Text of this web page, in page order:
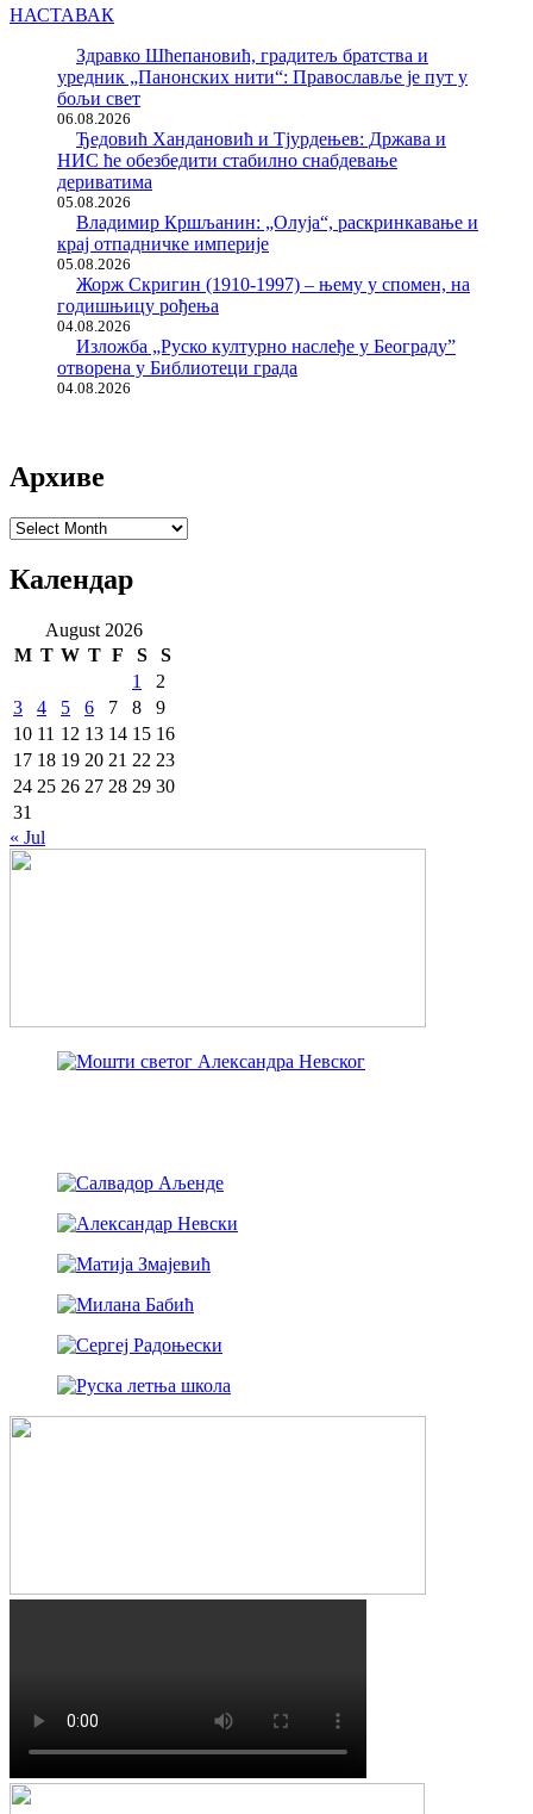
НАСТАВАК
Здравко Шћепановић, градитељ братства и
уредник „Панонских нити“: Православље је пут у
бољи свет
06.08.2026
Ђедовић Хандановић и Тјурдењев: Држава и
НИС ће обезбедити стабилно снабдевање
дериватима
05.08.2026
Владимир Кршљанин: „Олуја“, раскринкавање и
крај отпадничке империје
05.08.2026
Жорж Скригин (1910-1997) – њему у спомен, на
годишњицу рођења
04.08.2026
Изложба „Руско културно наслеђе у Београду”
отворена у Библиотеци града
04.08.2026
Архиве
Архиве
Календар
August 2026
M T W T F S
S
1
2
3
4 5 6 7 8
9
10 11 12 13 14 15 16
17 18 19 20 21 22 23
24 25 26 27 28 29 30
31
« Jul